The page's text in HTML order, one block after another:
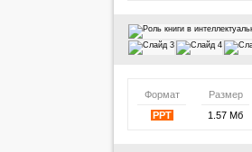
Формат
Размер
PPT
1.57 Мб